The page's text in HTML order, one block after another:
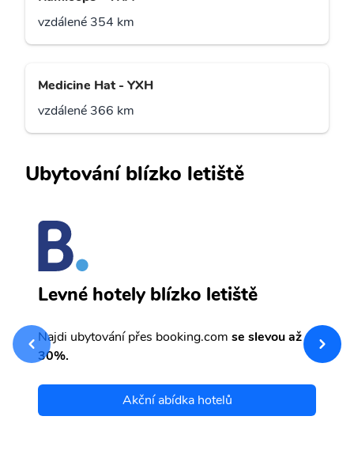
vzdálené 354 km
Medicine Hat - YXH
vzdálené 366 km
Ubytování blízko letiště
Levné hotely blízko letiště
Najdi ubytování přes booking.com se slevou až
30%.
Akční abídka hotelů